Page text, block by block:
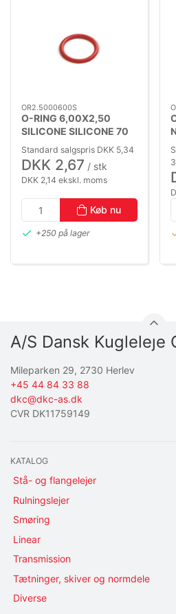
OR2.5000600S
O-RING 6,00X2,50
SILICONE SILICONE 70
SHORE
Standard salgspris DKK 5,34
DKK 2,67 / stk
DKK 2,14 ekskl. moms
Køb nu
+250 på lager
A/S Dansk Kugleleje
Mileparken 29, 2730 Herlev
+45 44 84 33 88
dkc@dkc-as.dk
CVR DK11759149
KATALOG
Stå- og flangelejer
Rulningslejer
Smøring
Linear
Transmission
Tætninger, skiver og normdele
Diverse